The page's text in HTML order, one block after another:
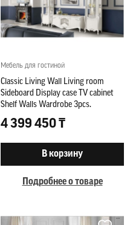
Мебель для гостиной
Classic Living Wall Living room
Sideboard Display case TV cabinet
Shelf Walls Wardrobe 3pcs.
4 399 450 ₸
В корзину
Подробнее о товаре